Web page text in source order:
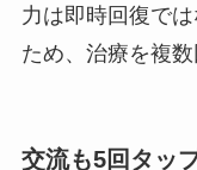
力は即時回復で
ため、治療を複数
交流も5回タッ